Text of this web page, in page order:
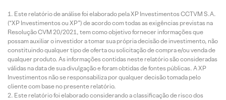
Este relatório de análise foi elaborado pela XP Investimentos CCTVM S.A.
(“XP Investimentos ou XP”) de acordo com todas as exigências previstas na
Resolução CVM 20/2021, tem como objetivo fornecer informações que
possam auxiliar o investidor a tomar sua própria decisão de investimento, não
constituindo qualquer tipo de oferta ou solicitação de compra e/ou venda de
qualquer produto. As informações contidas neste relatório são consideradas
válidas na data de sua divulgação e foram obtidas de fontes públicas. A XP
Investimentos não se responsabiliza por qualquer decisão tomada pelo
cliente com base no presente relatório.
Este relatório foi elaborado considerando a classificação de risco dos